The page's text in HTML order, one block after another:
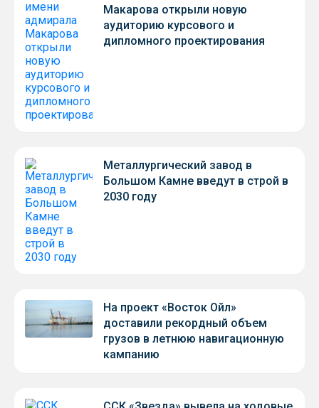
Макарова открыли новую
аудиторию курсового и
дипломного проектирования
Металлургический завод в
Большом Камне введут в строй в
2030 году
На проект «Восток Ойл»
доставили рекордный объем
грузов в летнюю навигационную
кампанию